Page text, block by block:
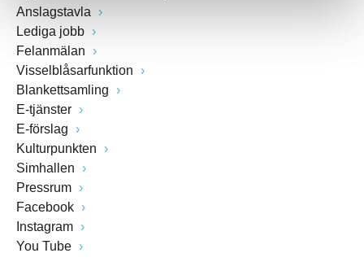
Anslagstavla
Lediga jobb
Felanmälan
Visselblåsarfunktion
Blankettsamling
E-tjänster
E-förslag
Kulturpunkten
Simhallen
Pressrum
Facebook
Instagram
You Tube